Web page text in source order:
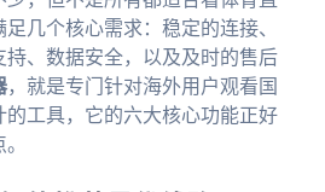
几个核心需求：稳定的连接、
持、数据安全，以及及时的售后
，就是专门针对海外用户观看国
的工具，它的六大核心功能正好